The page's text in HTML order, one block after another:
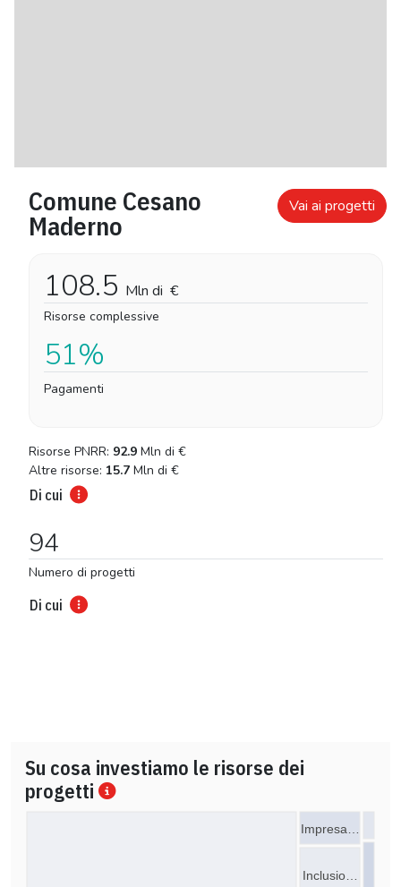
Comune Cesano
Maderno
Vai ai progetti
108.5 Mln di €
Risorse complessive
51%
Pagamenti
Risorse PNRR: 92.9 Mln di €
Altre risorse: 15.7 Mln di €
Di cui
94
Numero di progetti
Di cui
Su cosa investiamo le risorse dei
progetti
Impresa…
Inclusio…